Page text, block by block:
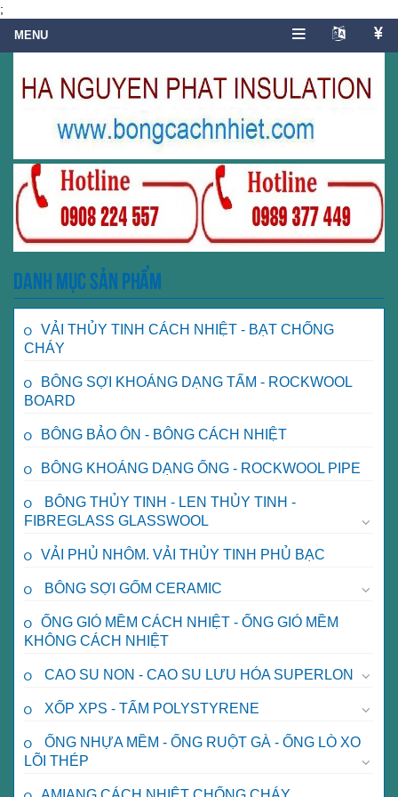
;
Danh mục sản phẩm
VẢI THỦY TINH CÁCH NHIỆT - BẠT CHỐNG
CHÁY
BÔNG SỢI KHOÁNG DẠNG TẤM - ROCKWOOL
BOARD
BÔNG BẢO ÔN - BÔNG CÁCH NHIỆT
BÔNG KHOÁNG DẠNG ỐNG - ROCKWOOL PIPE
BÔNG THỦY TINH - LEN THỦY TINH -
FIBREGLASS GLASSWOOL
VẢI PHỦ NHÔM. VẢI THỦY TINH PHỦ BẠC
BÔNG SỢI GỐM CERAMIC
ỐNG GIÓ MỀM CÁCH NHIỆT - ỐNG GIÓ MỀM
KHÔNG CÁCH NHIỆT
CAO SU NON - CAO SU LƯU HÓA SUPERLON
XỐP XPS - TẤM POLYSTYRENE
ỐNG NHỰA MỀM - ỐNG RUỘT GÀ - ỐNG LÒ XO
LÕI THÉP